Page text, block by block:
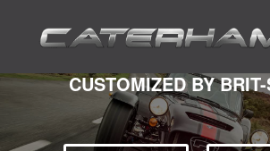
CUSTOMIZED BY